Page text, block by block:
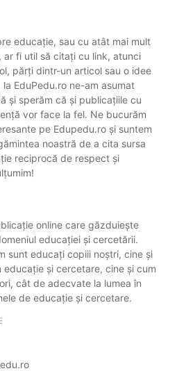
educație, sau cu atât mai mult
fi util să citați cu link, atunci
părți dintr-un articol sau o idee
EduPedu.ro ne-am asumat
și sperăm că și publicațiile cu
vor face la fel. Ne bucurăm
pe Edupedu.ro și suntem
noastră de a cita sursa
reciprocă de respect și
online care găzduiește
educației și cercetării.
sunt educați copiii noștri, cine și
și cercetare, cine și cum
cât de adecvate la lumea în
de educație și cercetare.